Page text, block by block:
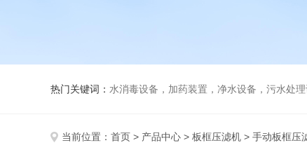
热门关键词： 水消毒设备，加药装置，净水设备，污水处
当前位置： 首页 > 产品中心 > 板框压滤机 > 手动板框压